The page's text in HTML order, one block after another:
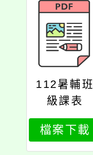
112暑輔班
級課表
檔案下載